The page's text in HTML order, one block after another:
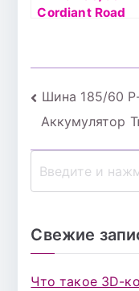
Cordiant Road
по
записям
Шина 185/60
Аккумулятор
Свежие
Что такое 3D-